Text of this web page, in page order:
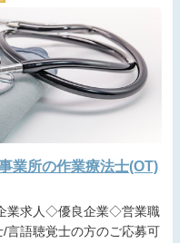
業所の作業療法士(OT)
語聴覚士の方のご応募可